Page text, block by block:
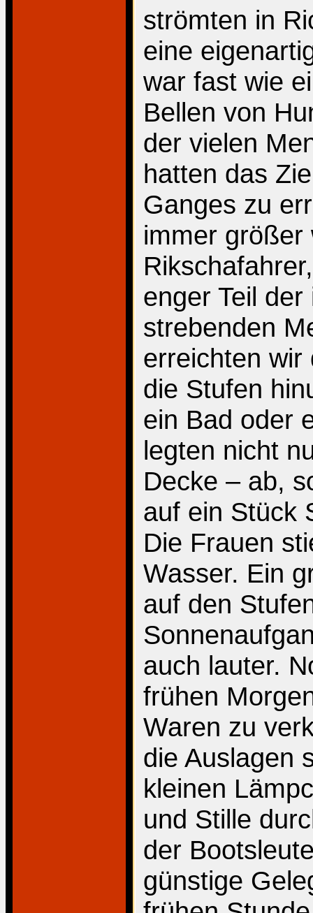
strömten in
eine
war fast wie
Bellen von
der vielen
hatten das
Ganges zu
immer größer
enger Teil
strebenden
erreichten wir
die Stufen
ein Bad oder
legten nicht
Decke – ab,
auf ein Stück
Die Frauen
Wasser. Ein
auf den
auch lauter.
frühen
Waren zu
die Auslagen
kleinen
und Stille
der
günstige